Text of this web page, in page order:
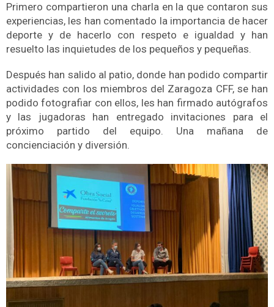
Primero compartieron una charla en la que contaron sus
experiencias, les han comentado la importancia de hacer
deporte y de hacerlo con respeto e igualdad y han
resuelto las inquietudes de los pequeños y pequeñas.
Después han salido al patio, donde han podido compartir
actividades con los miembros del Zaragoza CFF, se han
podido fotografiar con ellos, les han firmado autógrafos
y las jugadoras han entregado invitaciones para el
próximo partido del equipo. Una mañana de
concienciación y diversión.